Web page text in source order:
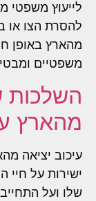
לייעוץ משפטי
להסרת הצו או
מהארץ באופן
משפטיים
השלכות
מהארץ
עיכוב יציאה
ישירות על חיי
שלו ועל